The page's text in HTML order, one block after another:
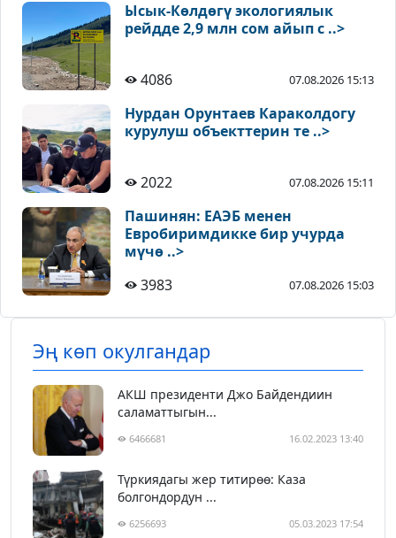
Ысык-Көлдөгү экологиялык
рейдде 2,9 млн сом айып с ..>
4086 07.08.2026 15:13
Нурдан Орунтаев Караколдогу
курулуш объекттерин те ..>
2022 07.08.2026 15:11
Пашинян: ЕАЭБ менен
Евробиримдикке бир учурда
мүчө ..>
3983
07.08.2026 15:03
Эң көп окулгандар
АКШ президенти Джо Байдендиин
саламаттыгын...
6466681 16.02.2023 13:40
Түркиядагы жер титирөө: Каза
болгондордун ...
6256693 05.03.2023 17:54